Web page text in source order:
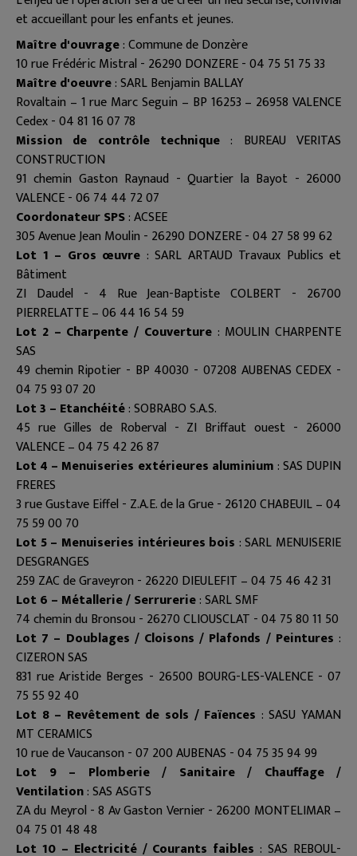
et accueillant pour les enfants et jeunes.
Maître d'ouvrage: Commune de Donzère
10 rue Frédéric Mistral - 26290 DONZERE - 04 75 51 75 33
Maître d'oeuvre:SARL Benjamin BALLAY
Rovaltain – 1 rue Marc Seguin – BP 16253 – 26958 VALENCE
Cedex - 04 81 16 07 78
Mission de contrôle technique: BUREAU VERITAS
CONSTRUCTION
91 chemin Gaston Raynaud - Quartier la Bayot - 26000
VALENCE - 06 74 44 72 07
Coordonateur SPS: ACSEE
305 Avenue Jean Moulin - 26290 DONZERE - 04 27 58 99 62
Lot 1 – Gros œuvre : SARL ARTAUD Travaux Publics et
Bâtiment
ZI Daudel - 4 Rue Jean-Baptiste COLBERT - 26700
PIERRELATTE – 06 44 16 54 59
Lot 2 – Charpente / Couverture: MOULIN CHARPENTE
SAS
49 chemin Ripotier - BP 40030 - 07208 AUBENAS CEDEX -
04 75 93 07 20
Lot 3 – Etanchéité: SOBRABO S.A.S.
45 rue Gilles de Roberval - ZI Briffaut ouest - 26000
VALENCE – 04 75 42 26 87
Lot 4 – Menuiseries extérieures aluminium: SAS DUPIN
FRERES
3 rue Gustave Eiffel - Z.A.E. de la Grue - 26120 CHABEUIL – 04
75 59 00 70
Lot 5 – Menuiseries intérieures bois : SARL MENUISERIE
DESGRANGES
259 ZAC de Graveyron - 26220 DIEULEFIT – 04 75 46 42 31
Lot 6 – Métallerie / Serrurerie: SARL SMF
74 chemin du Bronsou - 26270 CLIOUSCLAT - 04 75 80 11 50
Lot 7 – Doublages / Cloisons / Plafonds / Peintures :
CIZERON SAS
831 rue Aristide Berges - 26500 BOURG-LES-VALENCE - 07
75 55 92 40
Lot 8 – Revêtement de sols / Faïences : SASU YAMAN
MT CERAMICS
10 rue de Vaucanson - 07 200 AUBENAS - 04 75 35 94 99
Lot 9 – Plomberie / Sanitaire / Chauffage /
Ventilation: SAS ASGTS
ZA du Meyrol - 8 Av Gaston Vernier - 26200 MONTELIMAR –
04 75 01 48 48
Lot 10 – Electricité / Courants faibles: SAS REBOUL-